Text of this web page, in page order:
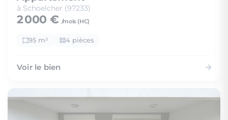
à Schoelcher (97233)
2 000 € /mois (HC)
95 m² 4 pièces
Voir le bien